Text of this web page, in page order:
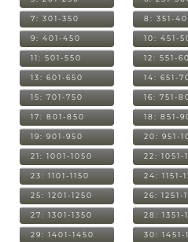
7: 301-350 8: 351-
9: 401-450 10: 451-
11: 501-550 12: 551-
13: 601-650 14: 651-
15: 701-750 16: 751-
17: 801-850 18: 851-
19: 901-950 20: 951-
21: 1001-1050 22: 1051-
23: 1101-1150 24: 1151-
25: 1201-1250 26: 1251-
27: 1301-1350 28: 1351-
29: 1401-1450 30: 1451-